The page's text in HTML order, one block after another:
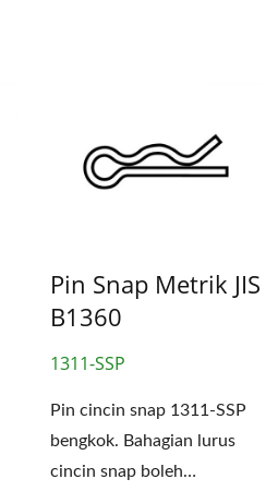
Pin Snap Metrik JIS
B1360
1311-SSP
Pin cincin snap 1311-SSP
bengkok. Bahagian lurus
cincin snap boleh